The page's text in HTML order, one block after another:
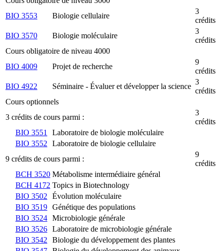
BIO 3553
Biologie cellulaire
3
crédits
BIO 3570
Biologie moléculaire
3
crédits
Cours obligatoire de niveau 4000
BIO 4009
Projet de recherche
9
crédits
BIO 4922
Séminaire - Évaluer et développer la science
3
crédits
Cours optionnels
3 crédits de cours parmi :
3
crédits
BIO 3551
Laboratoire de biologie moléculaire
BIO 3552
Laboratoire de biologie cellulaire
9 crédits de cours parmi :
9
crédits
BCH 3520 Métabolisme intermédiaire général
BCH 4172 Topics in Biotechnology
BIO 3502
Évolution moléculaire
BIO 3519 Génétique des populations
BIO 3524 Microbiologie générale
BIO 3526 Laboratoire de microbiologie générale
BIO 3542
Biologie du développement des plantes